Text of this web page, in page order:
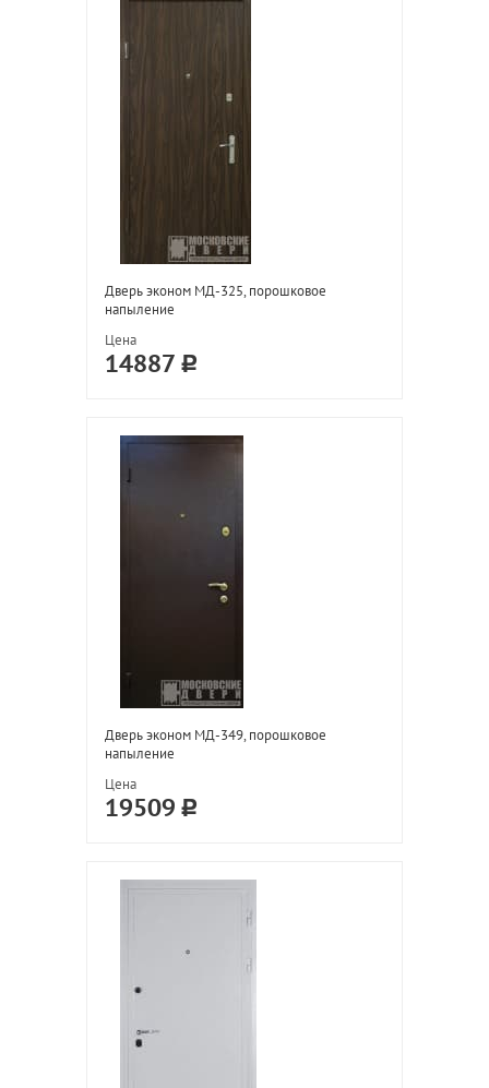
Дверь эконом МД-325, порошковое
напыление
Цена
14887
Дверь эконом МД-349, порошковое
напыление
Цена
19509